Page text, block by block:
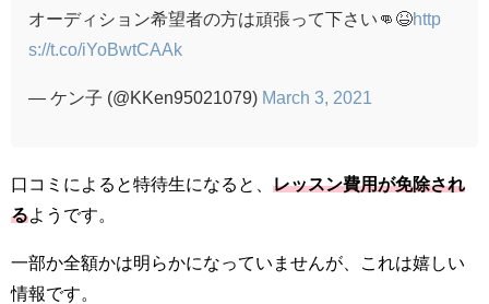
オーディション希望者の方は頑張って下さい👊😆http
s://t.co/iYoBwtCAAk
— ケン子 (@KKen95021079) March 3, 2021
口コミによると特待生になると、 レッスン費用が免除され
る ようです。
一部か全額かは明らかになっていませんが、これは嬉しい
情報です。